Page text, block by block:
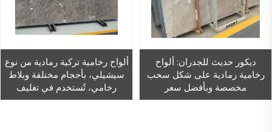
ديكور حديث للجدران: ألواح
رخامية رمادية على شكل سحب
مخصصة وبأفضل سعر
ألواح رخامية تركية رمادية من نوع
سيشيلي، بأحجام مختلفة وبلاط
رخامي، تُستخدم في تغليف
الجدران (كلادينغ) في متاجر لويس